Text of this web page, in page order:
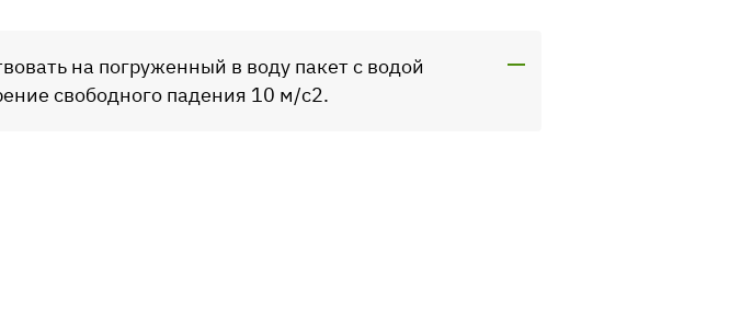
на погруженный в воду пакет с водой
свободного падения 10 м/с2.